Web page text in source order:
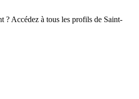
? Accédez à tous les profils de Saint-